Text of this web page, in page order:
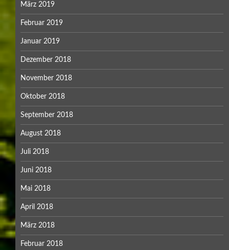
März 2019
Februar 2019
Januar 2019
Dezember 2018
November 2018
Oktober 2018
September 2018
August 2018
Juli 2018
Juni 2018
Mai 2018
April 2018
März 2018
Februar 2018